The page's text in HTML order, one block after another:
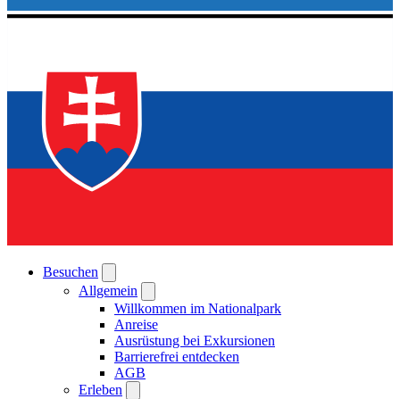
Besuchen
Allgemein
Willkommen im Nationalpark
Anreise
Ausrüstung bei Exkursionen
Barrierefrei entdecken
AGB
Erleben